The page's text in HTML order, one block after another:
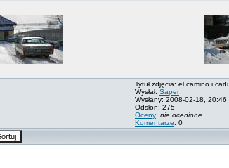
Tytuł zdjęcia: el camino i cadi
Wysłał: Saper
Wysłany: 2008-02-18, 20:46
Odsłon: 275
Oceny: nie ocenione
Komentarze: 0